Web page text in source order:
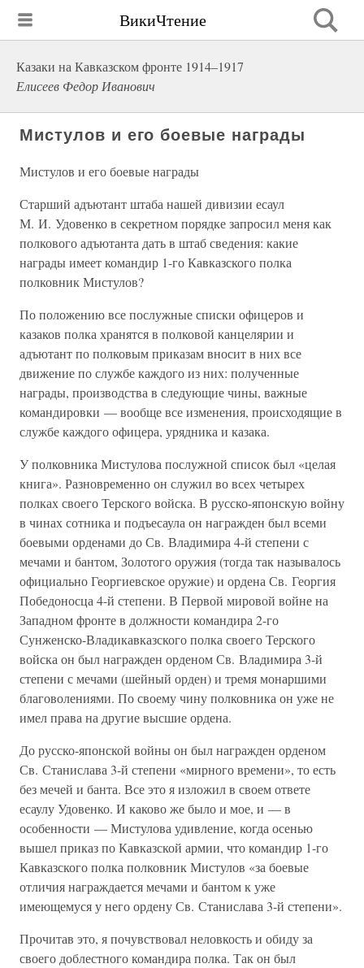
ВикиЧтение
Казаки на Кавказском фронте 1914–1917
Елисеев Федор Иванович
Мистулов и его боевые награды
Мистулов и его боевые награды
Старший адъютант штаба нашей дивизии есаул
М. И. Удовенко в секретном порядке запросил меня как
полкового адъютанта дать в штаб сведения: какие
награды имеет командир 1-го Кавказского полка
полковник Мистулов?
По положению все послужные списки офицеров и
казаков полка хранятся в полковой канцелярии и
адъютант по полковым приказам вносит в них все
движение по службе каждого из них: полученные
награды, производства в следующие чины, важные
командировки — вообще все изменения, происходящие в
службе каждого офицера, урядника и казака.
У полковника Мистулова послужной список был «целая
книга». Разновременно он служил во всех четырех
полках своего Терского войска. В русско-японскую войну
в чинах сотника и подъесаула он награжден был всеми
боевыми орденами до Св. Владимира 4-й степени с
мечами и бантом, Золотого оружия (тогда так называлось
официально Георгиевское оружие) и ордена Св. Георгия
Победоносца 4-й степени. В Первой мировой войне на
Западном фронте в должности командира 2-го
Сунженско-Владикавказского полка своего Терского
войска он был награжден орденом Св. Владимира 3-й
степени с мечами (шейный орден) и тремя монаршими
благоволениями. По своему чину полковника он уже не
имел права на другие высшие ордена.
До русско-японской войны он был награжден орденом
Св. Станислава 3-й степени «мирного времени», то есть
без мечей и банта. Все это я изложил в своем ответе
есаулу Удовенко. И каково же было и мое, и — в
особенности — Мистулова удивление, когда осенью
вышел приказ по Кавказской армии, что командир 1-го
Кавказского полка полковник Мистулов «за боевые
отличия награждается мечами и бантом к уже
имеющемуся у него ордену Св. Станислава 3-й степени».
Прочитав это, я почувствовал неловкость и обиду за
своего доблестного командира полка. Так он был